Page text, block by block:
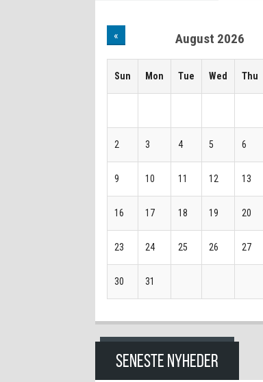
« August 2026
Sun Mon Tue Wed Thu
2 3 4 5 6
9 10 11 12 13
16 17 18 19 20
23 24 25 26 27
30 31
SENESTE NYHEDER